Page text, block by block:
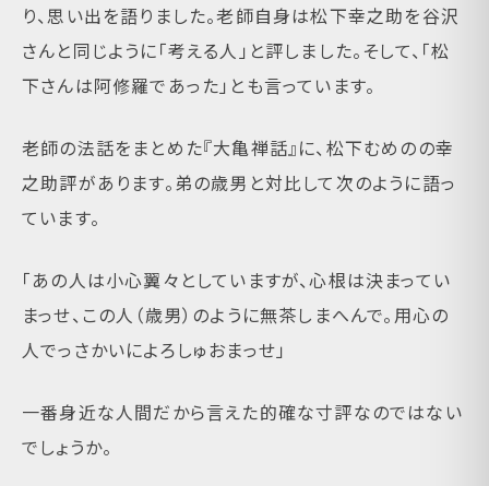
り、思い出を語りました。老師自身は松下幸之助を谷沢
さんと同じように「考える人」と評しました。そして、「松
下さんは阿修羅であった」とも言っています。
老師の法話をまとめた『大亀禅話』に、松下むめのの幸
之助評があります。弟の歳男と対比して次のように語っ
ています。
「あの人は小心翼々としていますが、心根は決まってい
まっせ、この人（歳男）のように無茶しまへんで。用心の
人でっさかいによろしゅおまっせ」
一番身近な人間だから言えた的確な寸評なのではない
でしょうか。